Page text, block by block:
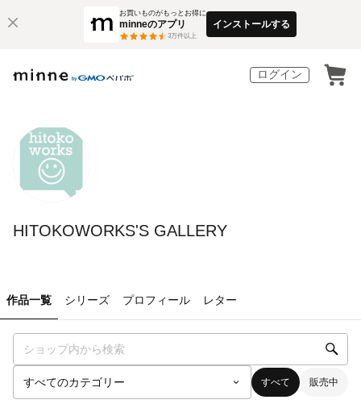
お買いものがもっとお得に
minneのアプリ
3万件以上
インストールする
ログイン
HITOKOWORKS'S GALLERY
作品一覧 シリーズ プロフィール レター
すべて 販売中